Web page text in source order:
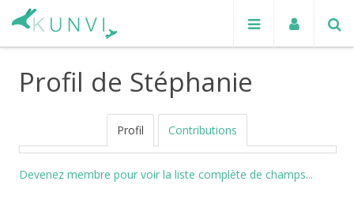
Profil de Stéphanie
Profil Contributions
Devenez membre pour voir la liste complète de champs...